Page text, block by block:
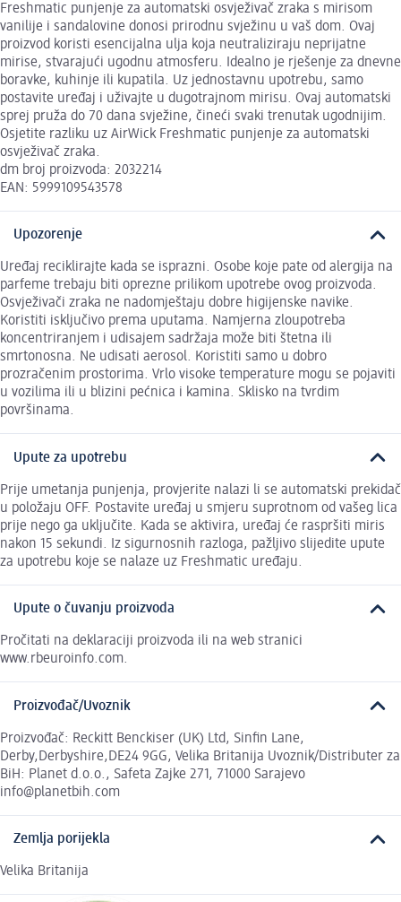
Freshmatic punjenje za automatski osvježivač zraka s mirisom
vanilije i sandalovine donosi prirodnu svježinu u vaš dom. Ovaj
proizvod koristi esencijalna ulja koja neutraliziraju neprijatne
mirise, stvarajući ugodnu atmosferu. Idealno je rješenje za dnevne
boravke, kuhinje ili kupatila. Uz jednostavnu upotrebu, samo
postavite uređaj i uživajte u dugotrajnom mirisu. Ovaj automatski
sprej pruža do 70 dana svježine, čineći svaki trenutak ugodnijim.
Osjetite razliku uz AirWick Freshmatic punjenje za automatski
osvježivač zraka.
dm broj proizvoda: 2032214
EAN: 5999109543578
Upozorenje
Uređaj reciklirajte kada se isprazni. Osobe koje pate od alergija na
parfeme trebaju biti oprezne prilikom upotrebe ovog proizvoda.
Osvježivači zraka ne nadomještaju dobre higijenske navike.
Koristiti isključivo prema uputama. Namjerna zloupotreba
koncentriranjem i udisajem sadržaja može biti štetna ili
smrtonosna. Ne udisati aerosol. Koristiti samo u dobro
prozračenim prostorima. Vrlo visoke temperature mogu se pojaviti
u vozilima ili u blizini pećnica i kamina. Sklisko na tvrdim
površinama.
Upute za upotrebu
Prije umetanja punjenja, provjerite nalazi li se automatski prekidač
u položaju OFF. Postavite uređaj u smjeru suprotnom od vašeg lica
prije nego ga uključite. Kada se aktivira, uređaj će raspršiti miris
nakon 15 sekundi. Iz sigurnosnih razloga, pažljivo slijedite upute
za upotrebu koje se nalaze uz Freshmatic uređaju.
Upute o čuvanju proizvoda
Pročitati na deklaraciji proizvoda ili na web stranici
www.rbeuroinfo.com.
Proizvođač/Uvoznik
Proizvođač: Reckitt Benckiser (UK) Ltd, Sinfin Lane,
Derby,Derbyshire,DE24 9GG, Velika Britanija Uvoznik/Distributer za
BiH: Planet d.o.o., Safeta Zajke 271, 71000 Sarajevo
info@planetbih.com
Zemlja porijekla
Velika Britanija